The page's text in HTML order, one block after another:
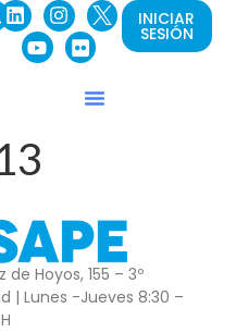
INICIAR
SESIÓN
de Hoyos, 155 – 3º
| Lunes -Jueves 8:30 –